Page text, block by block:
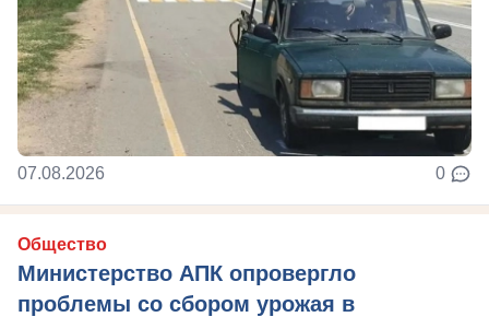
07.08.2026 0
Общество
Министерство АПК опровергло
проблемы со сбором урожая в